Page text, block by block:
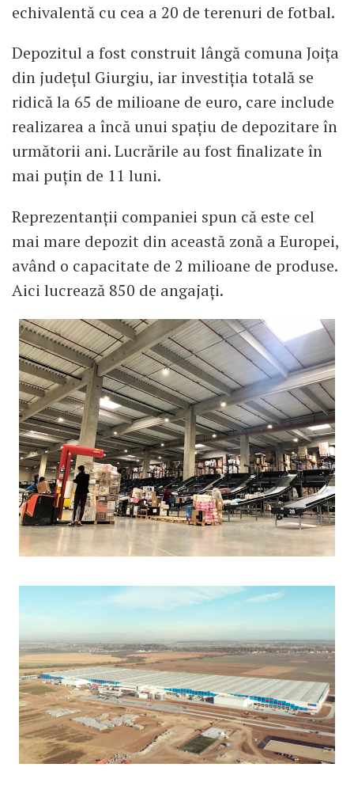
echivalentă cu cea a 20 de terenuri de fotbal.
Depozitul a fost construit lângă comuna Joița
din județul Giurgiu, iar investiția totală se
ridică la 65 de milioane de euro, care include
realizarea a încă unui spațiu de depozitare în
următorii ani. Lucrările au fost finalizate în
mai puțin de 11 luni.
Reprezentanții companiei spun că este cel
mai mare depozit din această zonă a Europei,
având o capacitate de 2 milioane de produse.
Aici lucrează 850 de angajați.